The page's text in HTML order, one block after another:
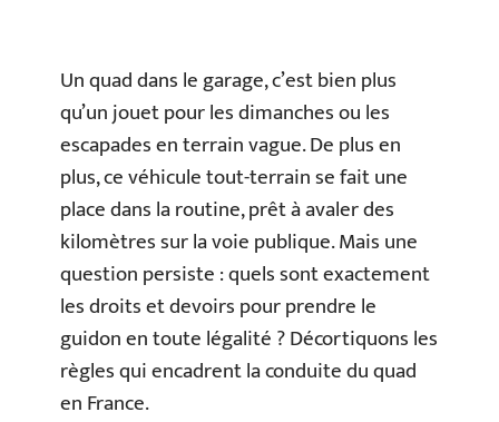
Un quad dans le garage, c’est bien plus
qu’un jouet pour les dimanches ou les
escapades en terrain vague. De plus en
plus, ce véhicule tout-terrain se fait une
place dans la routine, prêt à avaler des
kilomètres sur la voie publique. Mais une
question persiste : quels sont exactement
les droits et devoirs pour prendre le
guidon en toute légalité ? Décortiquons les
règles qui encadrent la conduite du quad
en France.